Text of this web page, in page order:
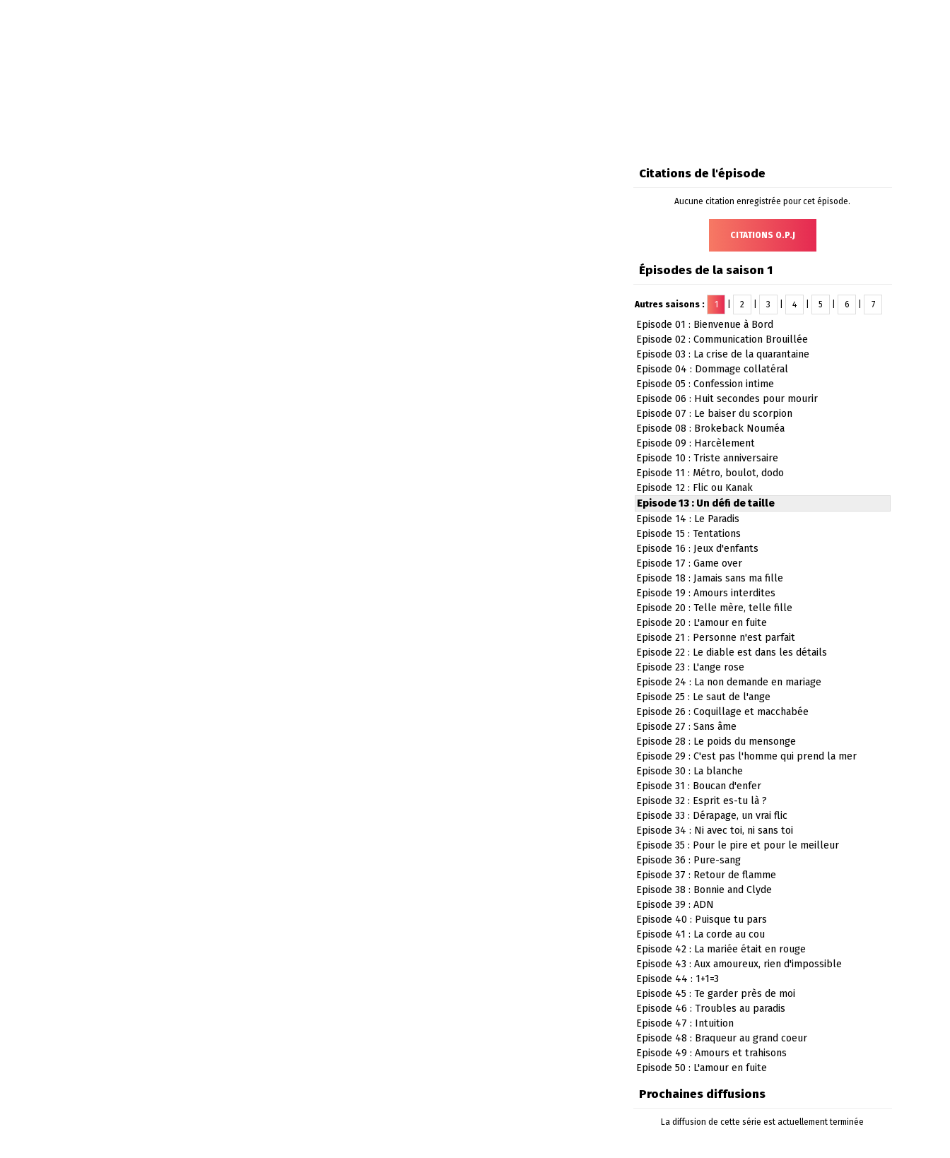
Citations de l'épisode
Aucune citation enregistrée pour cet épisode.
CITATIONS O.P.J
Épisodes de la saison 1
Autres saisons : 1 2 3 4 5 6 7
Episode 01 : Bienvenue à Bord
Episode 02 : Communication Brouillée
Episode 03 : La crise de la quarantaine
Episode 04 : Dommage collatéral
Episode 05 : Confession intime
Episode 06 : Huit secondes pour mourir
Episode 07 : Le baiser du scorpion
Episode 08 : Brokeback Nouméa
Episode 09 : Harcèlement
Episode 10 : Triste anniversaire
Episode 11 : Métro, boulot, dodo
Episode 12 : Flic ou Kanak
Episode 13 : Un défi de taille
Episode 14 : Le Paradis
Episode 15 : Tentations
Episode 16 : Jeux d'enfants
Episode 17 : Game over
Episode 18 : Jamais sans ma fille
Episode 19 : Amours interdites
Episode 20 : Telle mère, telle fille
Episode 20 : L'amour en fuite
Episode 21 : Personne n'est parfait
Episode 22 : Le diable est dans les détails
Episode 23 : L'ange rose
Episode 24 : La non demande en mariage
Episode 25 : Le saut de l'ange
Episode 26 : Coquillage et macchabée
Episode 27 : Sans âme
Episode 28 : Le poids du mensonge
Episode 29 : C'est pas l'homme qui prend la mer
Episode 30 : La blanche
Episode 31 : Boucan d'enfer
Episode 32 : Esprit es-tu là ?
Episode 33 : Dérapage, un vrai flic
Episode 34 : Ni avec toi, ni sans toi
Episode 35 : Pour le pire et pour le meilleur
Episode 36 : Pure-sang
Episode 37 : Retour de flamme
Episode 38 : Bonnie and Clyde
Episode 39 : ADN
Episode 40 : Puisque tu pars
Episode 41 : La corde au cou
Episode 42 : La mariée était en rouge
Episode 43 : Aux amoureux, rien d'impossible
Episode 44 : 1+1=3
Episode 45 : Te garder près de moi
Episode 46 : Troubles au paradis
Episode 47 : Intuition
Episode 48 : Braqueur au grand coeur
Episode 49 : Amours et trahisons
Episode 50 : L'amour en fuite
Prochaines diffusions
La diffusion de cette série est actuellement terminée